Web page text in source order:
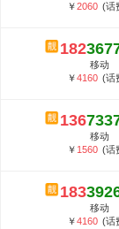
￥2060 (话
182
移动
￥4160 (话
136
移动
￥ 1560 (话
183
移动
￥4160 (话